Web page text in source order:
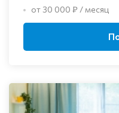
от 30 000 ₽ / месяц